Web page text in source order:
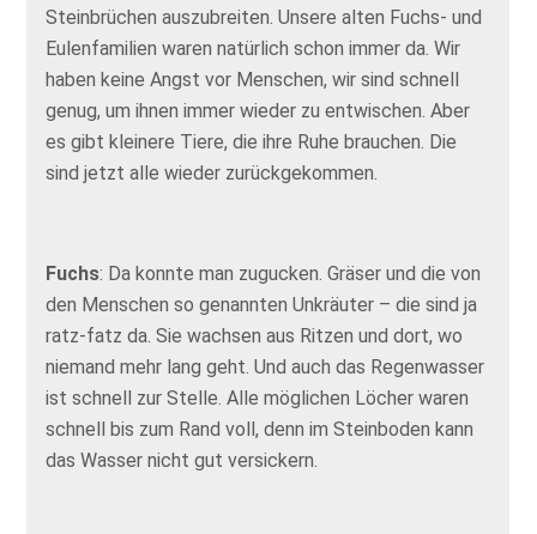
Steinbrüchen auszubreiten. Unsere alten Fuchs- und
Eulenfamilien waren natürlich schon immer da. Wir
haben keine Angst vor Menschen, wir sind schnell
genug, um ihnen immer wieder zu entwischen. Aber
es gibt kleinere Tiere, die ihre Ruhe brauchen. Die
sind jetzt alle wieder zurückgekommen.
Fuchs: Da konnte man zugucken. Gräser und die von
den Menschen so genannten Unkräuter – die sind ja
ratz-fatz da. Sie wachsen aus Ritzen und dort, wo
niemand mehr lang geht. Und auch das Regenwasser
ist schnell zur Stelle. Alle möglichen Löcher waren
schnell bis zum Rand voll, denn im Steinboden kann
das Wasser nicht gut versickern.